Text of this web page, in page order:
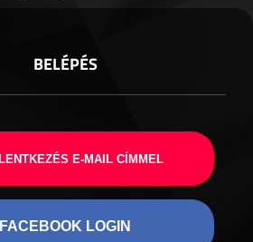
BELÉPÉS
E-MAIL CÍMMEL
FACEBOOK LOGIN